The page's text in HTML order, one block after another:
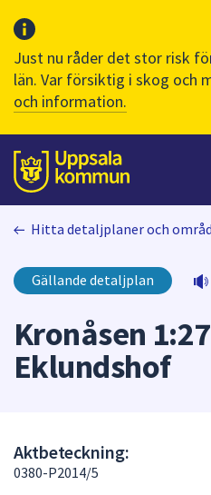
Just nu råder det stor risk
län. Var försiktig i skog och
och information.
Till sidans
huvudinnehåll
Hitta detaljplaner och
Gällande detaljplan
Kronåsen
Eklundshof
Aktbeteckning:
0380-P2014/5